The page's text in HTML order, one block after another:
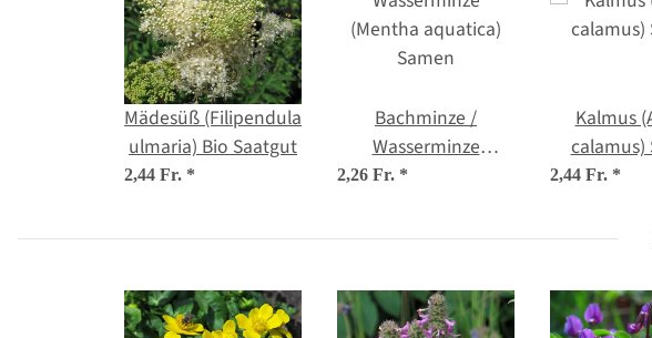
Mädesüß (Filipendula
ulmaria) Bio Saatgut
2,44 Fr. *
Bachminze /
Wasserminze
(Mentha aquatica)
2,26 Fr. *
Kalmus
calamus)
2,44 Fr. *